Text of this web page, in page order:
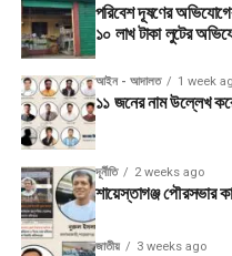
পরিবেশ দূষণের
১০ লাখ টাকা লুটের
আইন - আদালত 1 week
১১ জনের নাম উল্লেখ
দূর্নীতি 2 weeks ago
শায়েস্তাগঞ্জ পৌরসভার
জাতীয় 3 weeks ago